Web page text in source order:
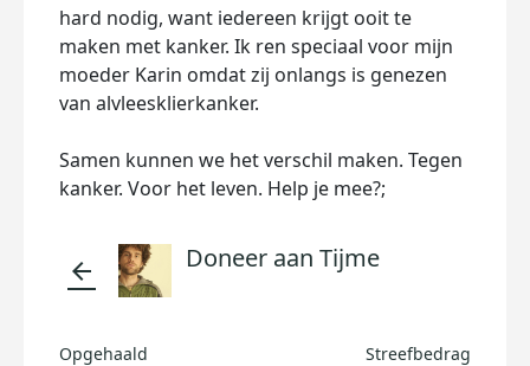
hard nodig, want iedereen krijgt ooit te
maken met kanker. Ik ren speciaal voor mijn
moeder Karin omdat zij onlangs is genezen
van alvleesklierkanker.
Samen kunnen we het verschil maken. Tegen
kanker. Voor het leven. Help je mee?;
arrow_back Doneer aan Tijme
Opgehaald Streefbedrag